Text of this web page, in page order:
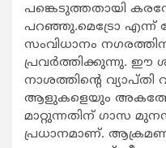
പങ്കെടുത്തതായി
പറഞ്ഞു.മെട്രോ എന്ന്
സംവിധാനം
പ്രവര്‍ത്തിക്കുന്നു. ഈ
നാശത്തിന്‍റെ
ആളുകളെയും
മാറ്റുന്നതിന് ഗാസ
പ്രധാനമാണ്.